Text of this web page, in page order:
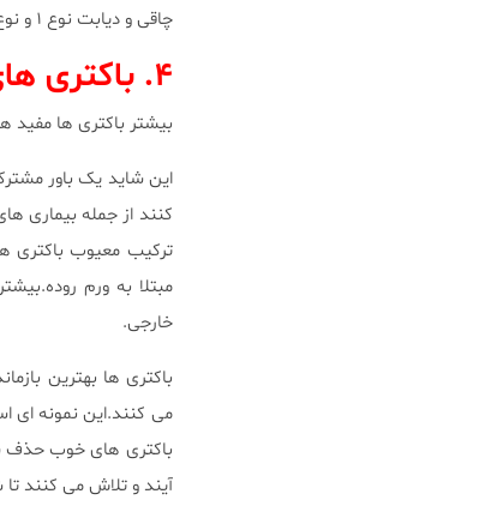
چاقی و دیابت نوع ۱ و نوع ۲ و حتی افسردگی را افزایش دهد.
۴. باکتری های بد روده می تواند منجر به بیماری شود.
بیشتر باکتری ها
این شاید یک باور
کنند از جمله بیماری
ترکیب معیوب باکتری
مبتلا به ورم
خارجی.
باکتری ها بهترین
می کنند.این نمونه ای
باکتری های خوب حذف
آیند و تلاش می کنند تا